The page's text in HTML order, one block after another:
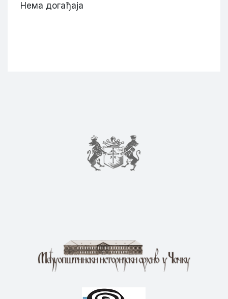
Нема догађаја